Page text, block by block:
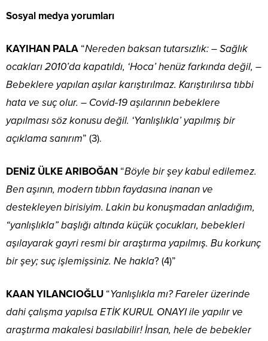
Sosyal medya yorumları
KAYIHAN PALA “Nereden baksan tutarsızlık: – Sağlık
ocakları 2010’da kapatıldı, ‘Hoca’ henüz farkında değil, –
Bebeklere yapılan aşılar karıştırılmaz. Karıştırılırsa tıbbi
hata ve suç olur. – Covid-19 aşılarının bebeklere
yapılması söz konusu değil. ‘Yanlışlıkla’ yapılmış bir
açıklama sanırım” (3).
DENİZ ÜLKE ARIBOĞAN “Böyle bir şey kabul edilemez.
Ben aşının, modern tıbbın faydasına inanan ve
destekleyen birisiyim. Lakin bu konuşmadan anladığım,
“yanlışlıkla” başlığı altında küçük çocukları, bebekleri
aşılayarak gayri resmi bir araştırma yapılmış. Bu korkunç
bir şey; suç işlemişsiniz. Ne hakla? (4)”
KAAN YILANCIOĞLU “Yanlışlıkla mı? Fareler üzerinde
dahi çalışma yapılsa ETİK KURUL ONAYI ile yapılır ve
araştırma makalesi basılabilir! İnsan, hele de bebekler